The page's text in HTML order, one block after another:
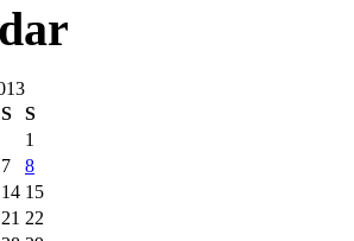
S
S
1
7
8
14 15
21 22